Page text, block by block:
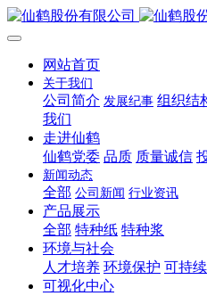
网站首页
关于我们
公司简介 发展纪事 组织结
我们
走进仙鹤
仙鹤党委 品质 质量诚信
新闻动态
全部 公司新闻 行业资讯
产品展示
全部 特种纸 特种浆
环境与社会
人才培养 环境保护 可持
可视化中心